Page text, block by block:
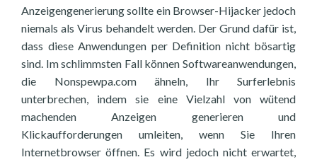
Anzeigengenerierung sollte ein Browser-Hijacker jedoch
niemals als Virus behandelt werden. Der Grund dafür ist,
dass diese Anwendungen per Definition nicht bösartig
sind. Im schlimmsten Fall können Softwareanwendungen,
die Nonspewpa.com ähneln, Ihr Surferlebnis
unterbrechen, indem sie eine Vielzahl von wütend
machenden Anzeigen generieren und
Klickaufforderungen umleiten, wenn Sie Ihren
Internetbrowser öffnen. Es wird jedoch nicht erwartet,